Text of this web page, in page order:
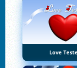
Love